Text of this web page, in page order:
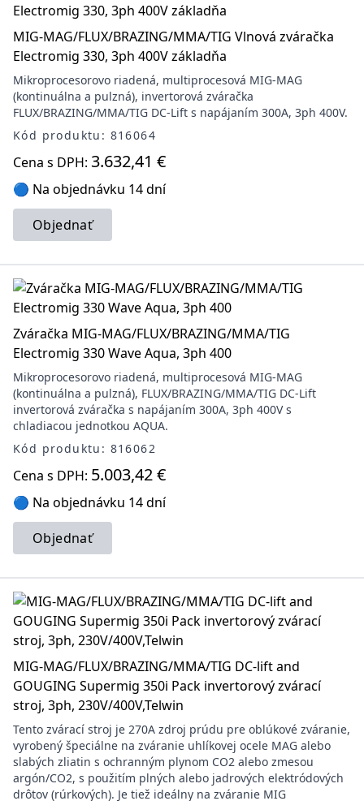
MIG-MAG/FLUX/BRAZING/MMA/TIG Vlnová zváračka
Electromig 330, 3ph 400V základňa
Mikroprocesorovo riadená, multiprocesová MIG-MAG
(kontinuálna a pulzná), invertorová zváračka
FLUX/BRAZING/MMA/TIG DC-Lift s napájaním 300A, 3ph 400V.
Kód produktu: 816064
Cena s DPH: 3.632,41 €
🔵 Na objednávku 14 dní
Objednať
Zváračka MIG-MAG/FLUX/BRAZING/MMA/TIG
Electromig 330 Wave Aqua, 3ph 400
Mikroprocesorovo riadená, multiprocesová MIG-MAG
(kontinuálna a pulzná), FLUX/BRAZING/MMA/TIG DC-Lift
invertorová zváračka s napájaním 300A, 3ph 400V s
chladiacou jednotkou AQUA.
Kód produktu: 816062
Cena s DPH: 5.003,42 €
🔵 Na objednávku 14 dní
Objednať
MIG-MAG/FLUX/BRAZING/MMA/TIG DC-lift and
GOUGING Supermig 350i Pack invertorový zvárací
stroj, 3ph, 230V/400V,Telwin
Tento zvárací stroj je 270A zdroj prúdu pre oblúkové zváranie,
vyrobený špeciálne na zváranie uhlíkovej ocele MAG alebo
slabých zliatin s ochranným plynom CO2 alebo zmesou
argón/CO2, s použitím plných alebo jadrových elektródových
drôtov (rúrkových). Je tiež ideálny na zváranie MIG